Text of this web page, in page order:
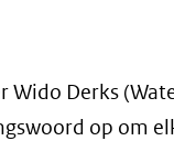
Wido Derks
op om